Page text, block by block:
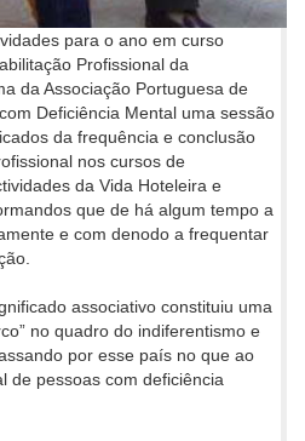
para o ano em curso
Profissional da
da Associação Portuguesa de
Deficiência Mental uma sessão
da frequência e conclusão
nos cursos de
da Vida Hoteleira e
que de há algum tempo a
e com denodo a frequentar
associativo constituiu uma
no quadro do indiferentismo e
por esse país no que ao
de pessoas com deficiência